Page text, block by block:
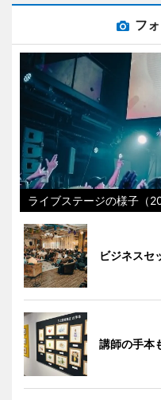
フ
ライブステージの様子（
ビジネスセ
講師の手本